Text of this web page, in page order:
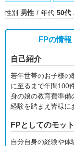
性別 男性 年代 50代
FPの情報
自己紹介
若年世帯のお子様の
に至るまで年間100
身の娘の教育費準備
経験を踏まえ皆様に
FPとしてのモッ
自分自身の経験や